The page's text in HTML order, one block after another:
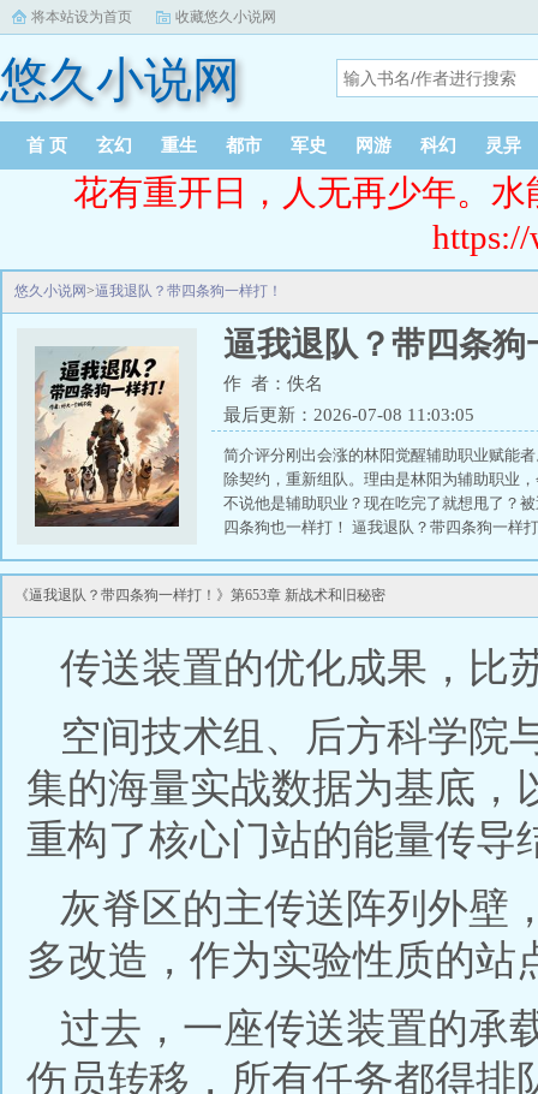
将本站设为首页 收藏悠久小说网
悠久小说网
首 页 玄幻 重生 都市 军史 网游 科幻 灵异
花有重开日，人无再少年。
悠久小说网>逼我退队？带四条狗一样打！
逼我退队？带四条狗
作 者：佚名
最后更新：2026-07-08 11:03:05
简介评分刚出会涨的林阳觉醒辅助职业赋能
除契约，重新组队。理由是林阳为辅助职业
不说他是辅助职业？现在吃完了就想甩了？
四条狗也一样打！ 逼我退队？带四条狗一样
《逼我退队？带四条狗一样打！》第653章 新战术和旧秘密
传送装置的优化成果，比
空间技术组、后方科学院
集的海量实战数据为基底，
重构了核心门站的能量传导
灰脊区的主传送阵列外壁
多改造，作为实验性质的站
过去，一座传送装置的承
伤员转移，所有任务都得排